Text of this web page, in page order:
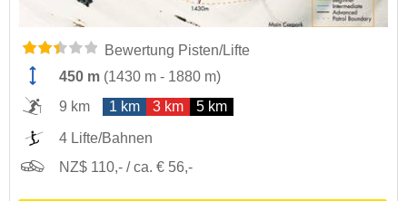
Bewertung Pisten/Lifte
450 m (1430 m - 1880 m)
9 km
1 km 3 km 5 km
4 Lifte/Bahnen
NZ$ 110,- / ca. € 56,-